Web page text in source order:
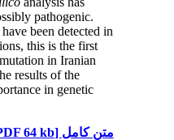
pathogenic.
have been detected in
this is the first
mutation in Iranian
results of the
in genetic
متن کامل[PDF 64 kb]